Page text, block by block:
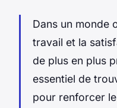
Dans un monde
travail et la
de plus en plus
essentiel de
pour renforcer